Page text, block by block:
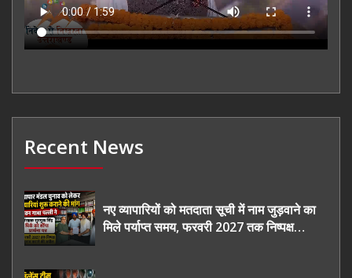
Recent News
नए व्यापारियों को मतदाता सूची में नाम जुड़वाने का
मिले पर्याप्त समय, फरवरी 2027 तक निष्पक्ष